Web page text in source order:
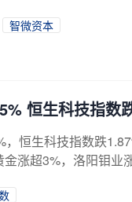
智微资本
恒生科技指数
恒生科技指数跌
涨超3%，洛阳钼业